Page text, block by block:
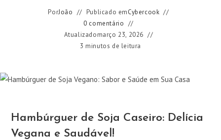
PorJoão Publicado emCybercook
0 comentário
Atualizadomarço 23, 2026
3 minutos de leitura
Hambúrguer de Soja Caseiro: Delícia
Vegana e Saudável!